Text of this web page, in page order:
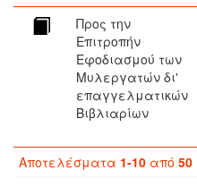
Προς την
Επιτροπήν
Εφοδιασμού των
Μυλεργατών δι'
επαγγελματικών
Βιβλιαρίων
Αποτελέσματα 1-10 από 50